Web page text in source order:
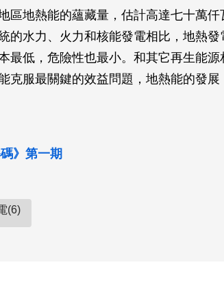
區地熱能的蘊藏量，估計高達七十萬仟
的水力、火力和核能發電相比，地熱發
最低，危險性也最小。和其它再生能源
克服最關鍵的效益問題，地熱能的發展
》第一期
(6)